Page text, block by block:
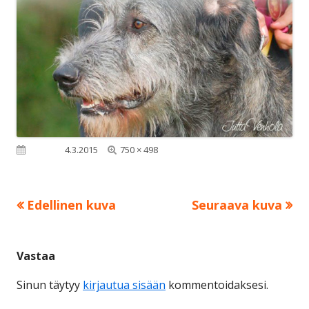
Julkaistu4.3.2015 Täysikokoinen
750 × 498
Edellinen kuva Seuraava kuva
Vastaa
Sinun täytyy kirjautua sisään kommentoidaksesi.